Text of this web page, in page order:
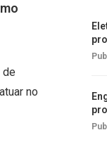
de
no